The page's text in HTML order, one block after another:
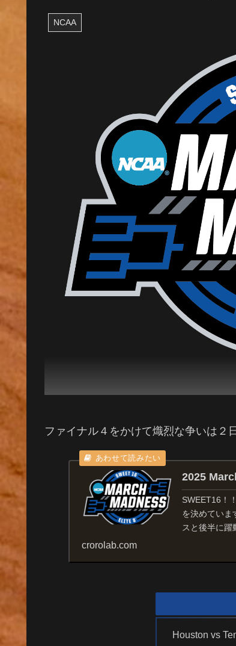
NCAA
ファイナル４をかけて熾烈な争いは２
2025
SWEET16！
を決めていま
スと後半に躍
crorolab.com
Houston vs